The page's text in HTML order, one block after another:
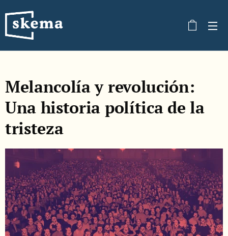
Melancolía y revolución:
Una historia política de la
tristeza